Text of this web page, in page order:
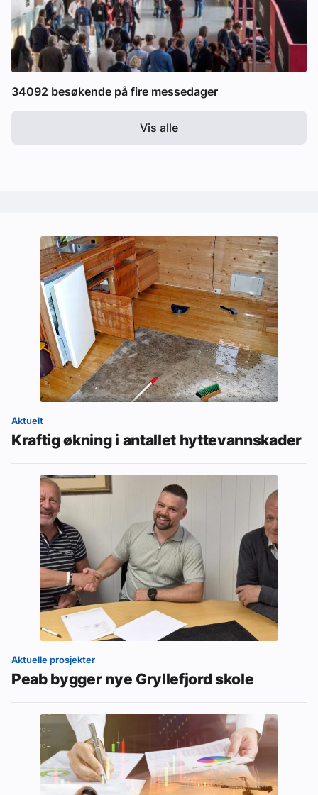
34092 besøkende på fire messedager
Vis alle
Aktuelt
Kraftig økning i antallet hyttevannskader
Aktuelle prosjekter
Peab bygger nye Gryllefjord skole